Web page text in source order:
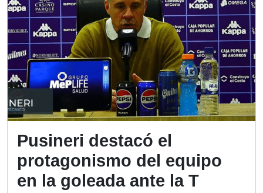
Pusineri destacó el
protagonismo del equipo
en la goleada ante la T